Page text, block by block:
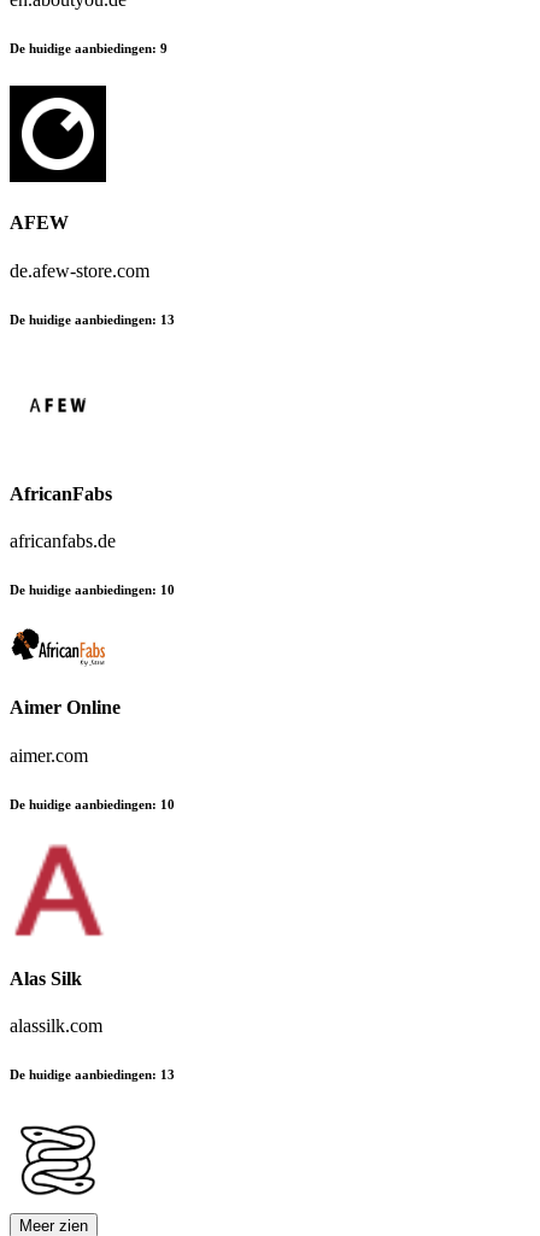
De huidige aanbiedingen: 9
AFEW
de.afew-store.com
De huidige aanbiedingen: 13
AfricanFabs
africanfabs.de
De huidige aanbiedingen: 10
Aimer Online
aimer.com
De huidige aanbiedingen: 10
Alas Silk
alassilk.com
De huidige aanbiedingen: 13
Meer zien